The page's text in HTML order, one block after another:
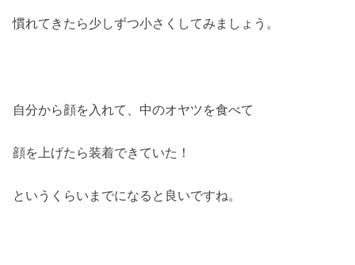
慣れてきたら少しずつ小さくしてみましょう。
自分から顔を入れて、中のオヤツを食べて
顔を上げたら装着できていた！
というくらいまでになると良いですね。